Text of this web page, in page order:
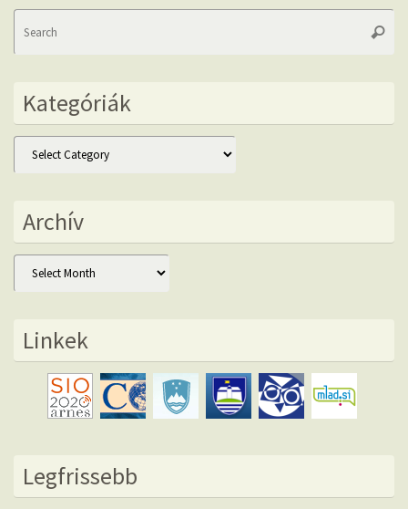
Kategóriák
Kategóriák
Archív
Archív
Linkek
Legfrissebb